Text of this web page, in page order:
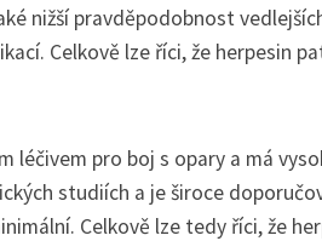
nižší pravděpodobnost
Celkově lze říci, že herpesin
léčivem pro boj s opary a má
studiích a je široce
Celkově lze tedy říci, že